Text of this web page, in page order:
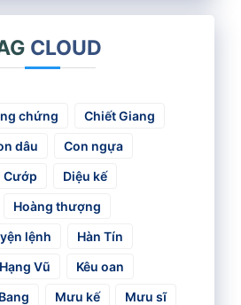
CLOUD
chứng
Chiết Giang
dâu
Con ngựa
Cướp
Diệu kế
Hoàng thượng
lệnh
Hàn Tín
Hạng Vũ
Kêu oan
Mưu kế
Mưu sĩ